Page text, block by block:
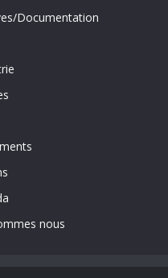
Documentation
nous